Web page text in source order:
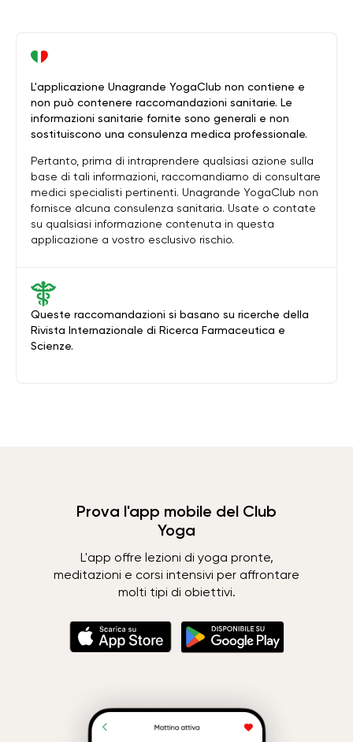
Queste raccomandazioni si basano su ricerche della
Rivista Internazionale di Ricerca Farmaceutica e
Scienze.
L'applicazione Unagrande YogaClub non contiene e
non può contenere raccomandazioni sanitarie. Le
informazioni sanitarie fornite sono generali e non
sostituiscono una consulenza medica professionale.
Pertanto, prima di intraprendere qualsiasi azione sulla
base di tali informazioni, raccomandiamo di consultare
medici specialisti pertinenti. Unagrande YogaClub non
fornisce alcuna consulenza sanitaria. Usate o contate
su qualsiasi informazione contenuta in questa
applicazione a vostro esclusivo rischio.
Prova l'app mobile del Club
Yoga
L'app offre lezioni di yoga pronte,
meditazioni e corsi intensivi per affrontare
molti tipi di obiettivi.